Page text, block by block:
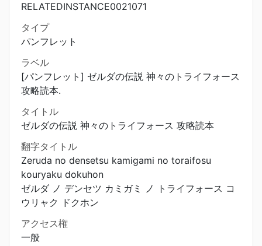
RELATEDINSTANCE0021071
タイプ
パンフレット
ラベル
[パンフレット] ゼルダの伝説 神々のトライフォース
攻略読本.
タイトル
ゼルダの伝説 神々のトライフォース 攻略読本
翻字タイトル
Zeruda no densetsu kamigami no toraifosu
kouryaku dokuhon
ゼルダ ノ デンセツ カミガミ ノ トライフォース コ
ウリャク ドクホン
アクセス権
一般